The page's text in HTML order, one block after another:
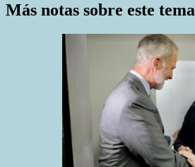
Más notas sobre este tema